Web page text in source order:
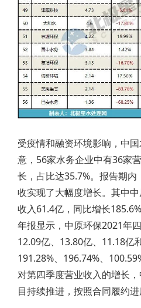
受疫情和融资环境影响，中
意，56家水务企业中有36家
长，占比达35.7%。报告期
收实现了大幅度增长。其中
收入61.4亿，同比增长
年报显示，中原环保2021年
12.09亿、13.80亿、11.18亿
191.28%、196.74%、
对第四季度营业收入的增长
目持续推进，按照合同履约进